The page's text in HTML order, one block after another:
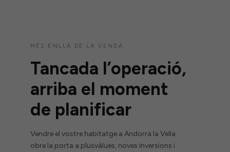
MÉS ENLLÀ DE LA VENDA
Tancada l’operació,
arriba el moment
de planificar
Vendre el vostre habitatge a Andorra la Vella
obre la porta a plusvàlues, noves inversions i